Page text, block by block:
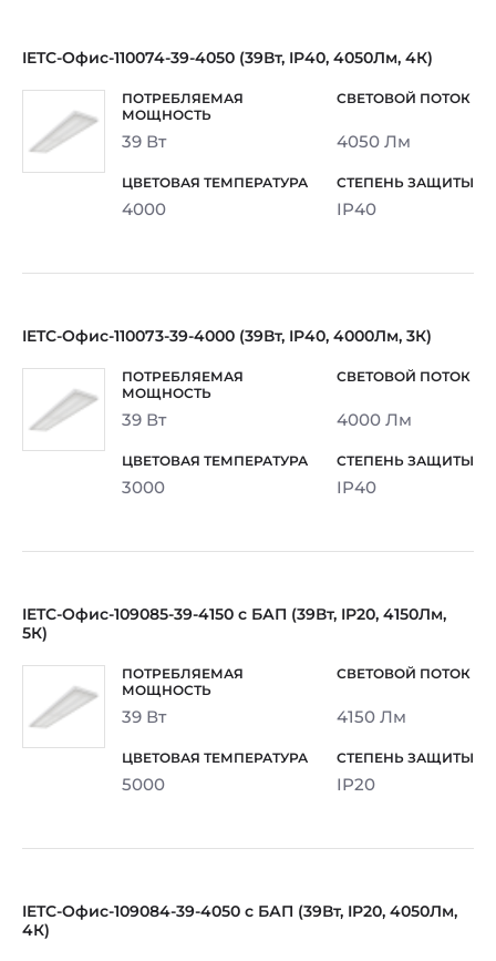
IETC-Офис-110074-39-4050 (39Вт, IP40, 4050Лм, 4К)
39 Вт 4050 Лм
4000 IP40
IETC-Офис-110073-39-4000 (39Вт, IP40, 4000Лм, 3К)
39 Вт 4000 Лм
3000 IP40
IETC-Офис-109085-39-4150 с БАП (39Вт, IP20, 4150Лм,
5К)
39 Вт 4150 Лм
5000 IP20
IETC-Офис-109084-39-4050 с БАП (39Вт, IP20, 4050Лм,
4К)